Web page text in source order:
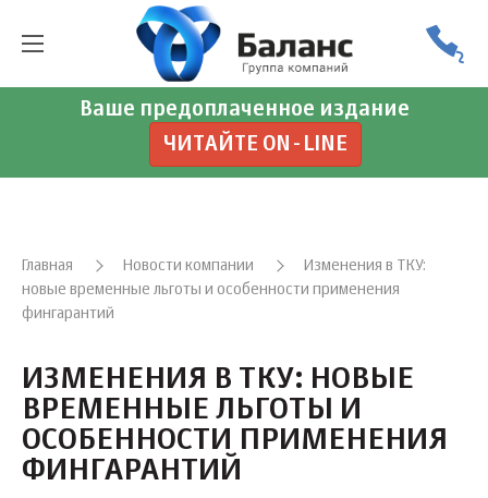
Ваше предоплаченное издание
ЧИТАЙТЕ ON-LINE
Главная Новости компании
Изменения в ТКУ:
новые временные льготы и особенности применения
фингарантий
ИЗМЕНЕНИЯ В ТКУ: НОВЫЕ
ВРЕМЕННЫЕ ЛЬГОТЫ И
ОСОБЕННОСТИ ПРИМЕНЕНИЯ
ФИНГАРАНТИЙ